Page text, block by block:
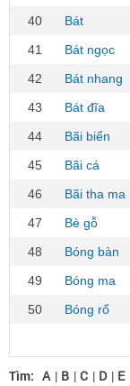
40
Bát
41
Bát ngọc
42
Bát nhang
43
Bát đĩa
44
Bãi biển
45
Bãi cá
46
Bãi tha ma
47
Bè gỗ
48
Bóng bàn
49
Bóng ma
50
Bóng rổ
Tìm: A | B | C | D | E